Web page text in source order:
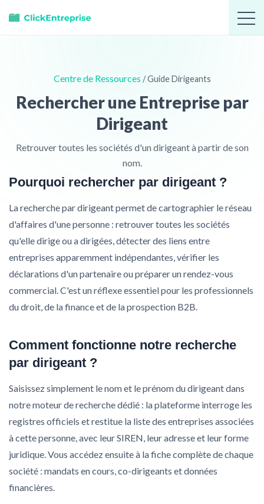
Centre de Ressources / Guide Dirigeants
Rechercher une Entreprise par
Dirigeant
Retrouver toutes les sociétés d'un dirigeant à partir de son
nom.
Pourquoi rechercher par dirigeant ?
La recherche par dirigeant permet de cartographier le réseau
d'affaires d'une personne : retrouver toutes les sociétés
qu'elle dirige ou a dirigées, détecter des liens entre
entreprises apparemment indépendantes, vérifier les
déclarations d'un partenaire ou préparer un rendez-vous
commercial. C'est un réflexe essentiel pour les professionnels
du droit, de la finance et de la prospection B2B.
Comment fonctionne notre recherche
par dirigeant ?
Saisissez simplement le nom et le prénom du dirigeant dans
notre moteur de recherche dédié : la plateforme interroge les
registres officiels et restitue la liste des entreprises associées
à cette personne, avec leur SIREN, leur adresse et leur forme
juridique. Vous accédez ensuite à la fiche complète de chaque
société : mandats en cours, co-dirigeants et données
financières.